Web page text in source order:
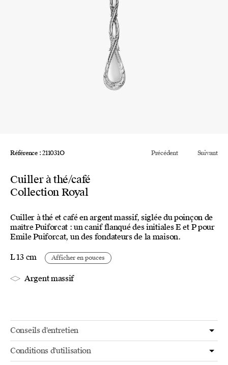
Référence : 211031O Précédent Suivant
Cuiller à thé/café
Collection Royal
Cuiller à thé et café en argent massif, siglée du poinçon de
maître Puiforcat : un canif flanqué des initiales E et P pour
Emile Puiforcat, un des fondateurs de la maison.
L 13 cm Afficher en pouces
Argent massif
Conseils d'entretien
Conditions d'utilisation